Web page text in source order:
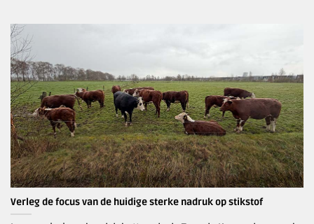
Verleg de focus van de huidige sterke nadruk op stikstof